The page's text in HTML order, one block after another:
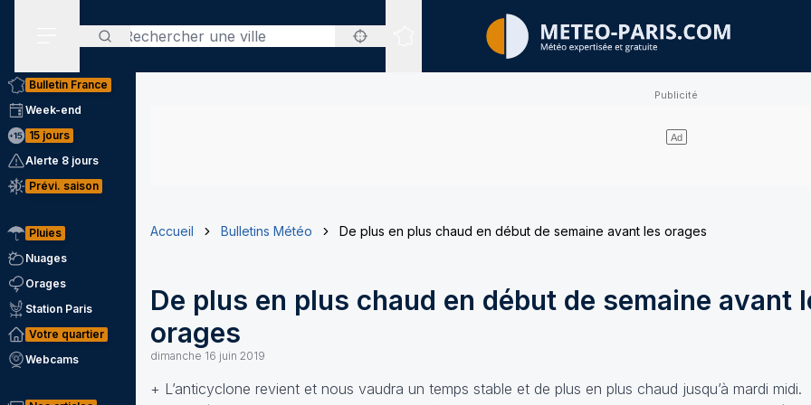
Rechercher
Sites expertisés
Bulletin France
Week-end
15 jours
Alerte 8 jours
Prévi. saison
Pluies
Nuages
Orages
Station Paris
Votre quartier
Webcams
Accueil Bulletins Météo De plus en plus chaud en début de semaine avant les orages
De plus en plus chaud en début de semaine avant
orages
dimanche 16 juin 2019
+ L’anticyclone revient et nous vaudra un temps stable et de plus en plus chaud jusqu’à mardi midi.